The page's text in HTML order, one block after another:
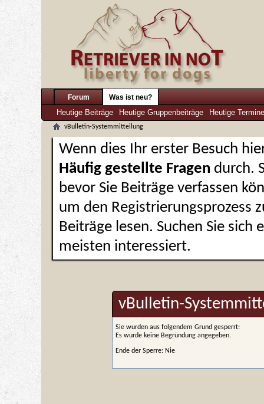
Forum Was ist neu?
Heutige Beiträge Heutige Gruppenbeiträge Heutige Termine
vBulletin-Systemmitteilung
Wenn dies Ihr erster Besuch
Häufig gestellte Fragen durch.
bevor Sie Beiträge verfassen
um den Registrierungsprozess
Beiträge lesen. Suchen Sie sich
meisten interessiert.
vBulletin-
Sie wurden aus folgendem Grund gesperrt:
Es wurde keine Begründung angegeben.
Ende der Sperre: Nie